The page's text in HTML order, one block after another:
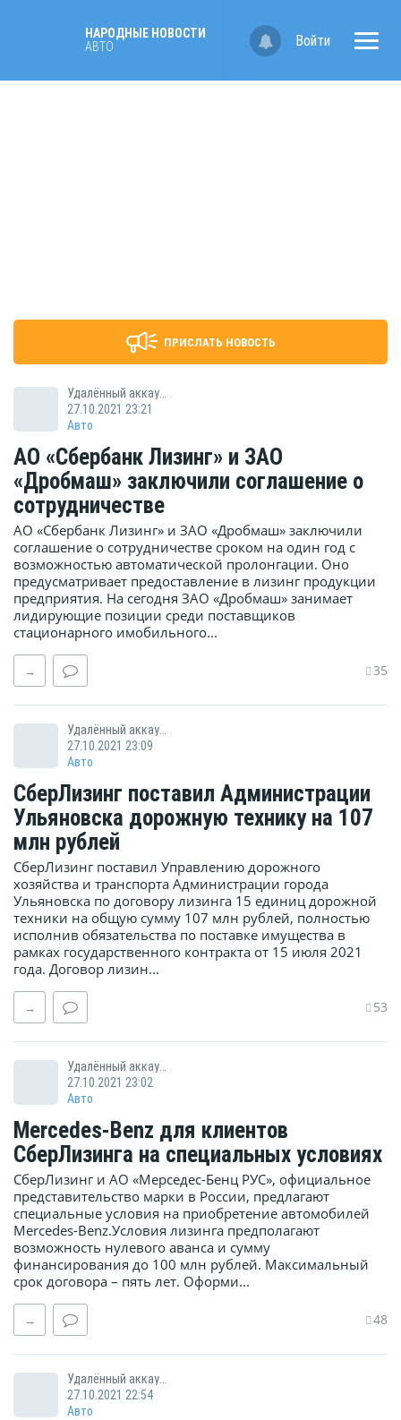
НАРОДНЫЕ НОВОСТИ
АВТО
Войти
ПРИСЛАТЬ НОВОСТЬ
Удалённый аккаунт
27.10.2021 23:21
Авто
АО «Сбербанк Лизинг» и ЗАО
«Дробмаш» заключили соглашение о
сотрудничестве
АО «Сбербанк Лизинг» и ЗАО «Дробмаш» заключили
соглашение о сотрудничестве сроком на один год с
возможностью автоматической пролонгации. Оно
предусматривает предоставление в лизинг продукции
предприятия. На сегодня ЗАО «Дробмаш» занимает
лидирующие позиции среди поставщиков
стационарного имобильного...
→ 35
Удалённый аккаунт
27.10.2021 23:09
Авто
СберЛизинг поставил Администрации
Ульяновска дорожную технику на 107
млн рублей
СберЛизинг поставил Управлению дорожного
хозяйства и транспорта Администрации города
Ульяновска по договору лизинга 15 единиц дорожной
техники на общую сумму 107 млн рублей, полностью
исполнив обязательства по поставке имущества в
рамках государственного контракта от 15 июля 2021
года. Договор лизин...
→ 53
Удалённый аккаунт
27.10.2021 23:02
Авто
Mercedes-Benz для клиентов
СберЛизинга на специальных условиях
СберЛизинг и АО «Мерседес-Бенц РУС», официальное
представительство марки в России, предлагают
специальные условия на приобретение автомобилей
Mercedes-Benz.Условия лизинга предполагают
возможность нулевого аванса и сумму
финансирования до 100 млн рублей. Максимальный
срок договора – пять лет. Оформи...
→ 48
Удалённый аккаунт
27.10.2021 22:54
Авто